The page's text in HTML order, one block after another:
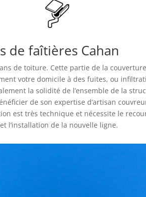
de faîtières Cahan
de toiture. Cette partie de la
votre domicile à des fuites, ou
la solidité de l’ensemble de la
de son expertise d’artisan
est très technique et nécessite le
l’installation de la nouvelle ligne.